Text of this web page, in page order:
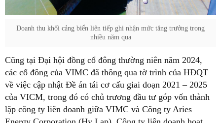
Doanh thu khối cảng biển liên tiếp ghi nhận mức tăng trưởng trong
nhiều năm qua
Cũng tại Đại hội đồng cổ đông thường niên năm 2024,
các cổ đông của VIMC đã thông qua tờ trình của HĐQT
về việc cập nhật Đề án tái cơ cấu giai đoạn 2021 – 2025
của VICM, trong đó có chủ trương đầu tư góp vốn thành
lập công ty liên doanh giữa VIMC và Công ty Aries